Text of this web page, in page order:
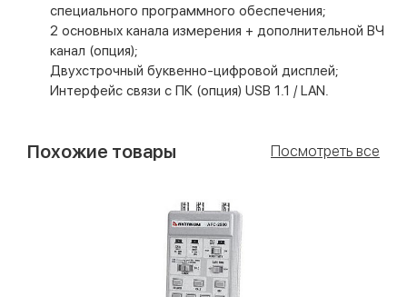
специального программного обеспечения;
2 основных канала измерения + дополнительной ВЧ
канал (опция);
Двухстрочный буквенно-цифровой дисплей;
Интерфейс связи с ПК (опция) USB 1.1 / LAN.
Похожие товары Посмотреть все